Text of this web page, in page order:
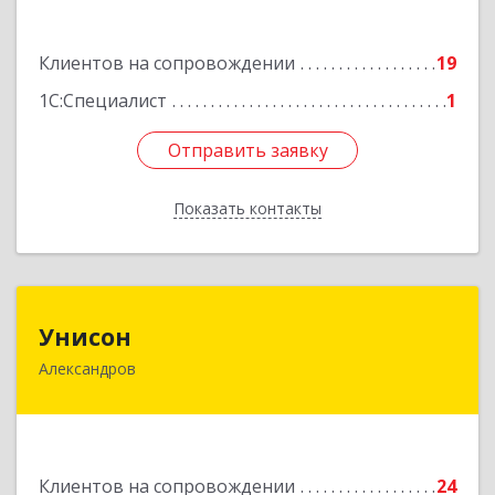
Клиентов на сопровождении
19
1С:Специалист
1
Отправить заявку
Показать контакты
Отправить заявку
Назад
Унисон
Александров
Клиентов на сопровождении
24
601650, Владимирская обл, Александровский р-
Подробнее